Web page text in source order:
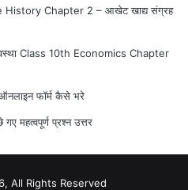
History Chapter 2 – आखेट खाद्य संग्रह
Class 10th Economics Chapter
फॉर्म कैसे भरे
महत्वपूर्ण प्रश्न उत्तर
All Rights Reserved